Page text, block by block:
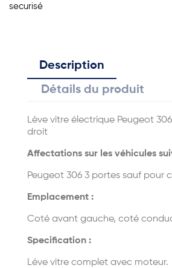
securisé
Description
Détails du produit
Lève vitre électrique Peugeot
droit
Affectations sur les véhicules
Peugeot 306 3 portes sauf pour
Emplacement :
Coté avant gauche, coté
Specification :
Léve vitre complet avec moteur.